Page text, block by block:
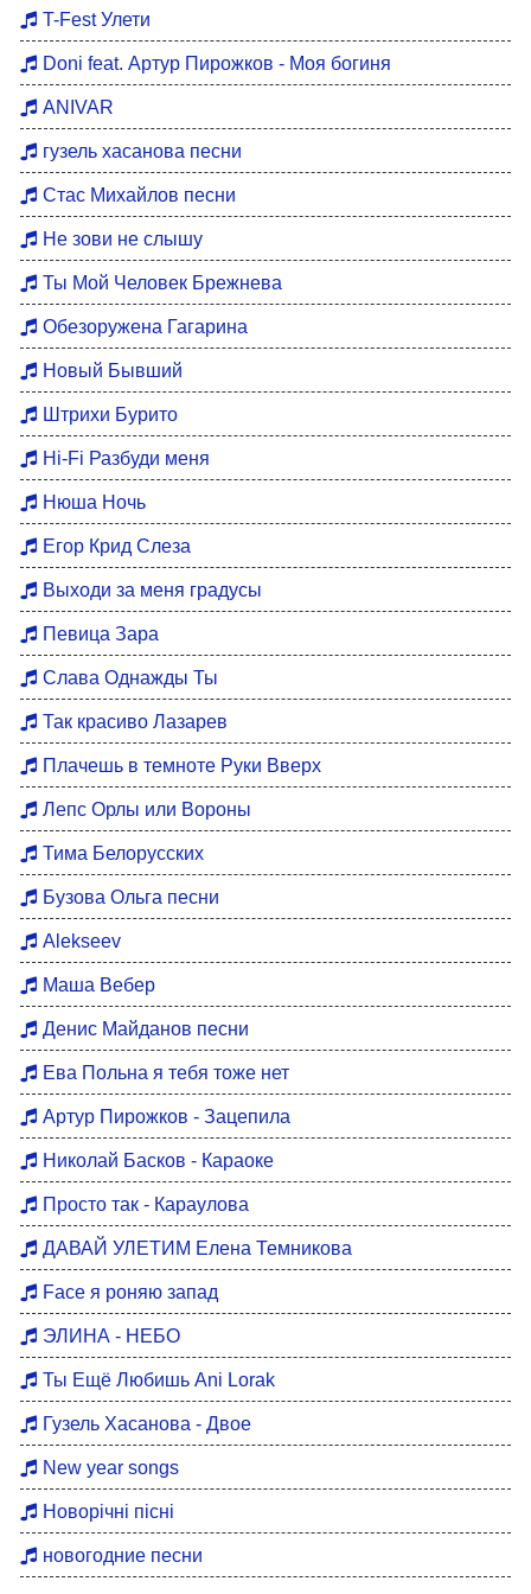
Хиты 80
Восточные хиты
Мотивация для тренировок
DFM Remix
T-Fest Улети
Doni feat. Артур Пирожков - Моя богиня
ANIVAR
гузель хасанова песни
Стас Михайлов песни
Не зови не слышу
Ты Мой Человек Брежнева
Обезоружена Гагарина
Новый Бывший
Штрихи Бурито
Hi-Fi Разбуди меня
Нюша Ночь
Егор Крид Слеза
Выходи за меня градусы
Певица Зара
Слава Однажды Ты
Так красиво Лазарев
Плачешь в темноте Руки Вверх
Лепс Орлы или Вороны
Тима Белорусских
Бузова Ольга песни
Alekseev
Маша Вебер
Денис Майданов песни
Ева Польна я тебя тоже нет
Артур Пирожков - Зацепила
Николай Басков - Караоке
Просто так - Караулова
ДАВАЙ УЛЕТИМ Елена Темникова
Face я роняю запад
ЭЛИНА - НЕБО
Ты Ещё Любишь Ani Lorak
Гузель Хасанова - Двое
New year songs
Новорічні пісні
новогодние песни